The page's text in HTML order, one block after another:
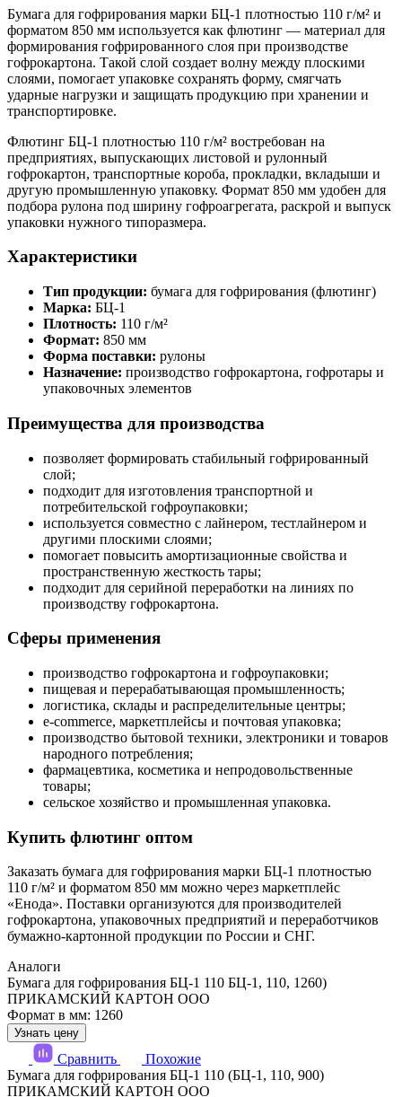
Бумага для гофрирования марки БЦ-1 плотностью 110 г/м² и
форматом 850 мм используется как флютинг — материал для
формирования гофрированного слоя при производстве
гофрокартона. Такой слой создает волну между плоскими
слоями, помогает упаковке сохранять форму, смягчать
ударные нагрузки и защищать продукцию при хранении и
транспортировке.
Флютинг БЦ-1 плотностью 110 г/м² востребован на
предприятиях, выпускающих листовой и рулонный
гофрокартон, транспортные короба, прокладки, вкладыши и
другую промышленную упаковку. Формат 850 мм удобен для
подбора рулона под ширину гофроагрегата, раскрой и выпуск
упаковки нужного типоразмера.
Характеристики
Тип продукции: бумага для гофрирования (флютинг)
Марка: БЦ-1
Плотность: 110 г/м²
Формат: 850 мм
Форма поставки: рулоны
Назначение: производство гофрокартона, гофротары и
упаковочных элементов
Преимущества для производства
позволяет формировать стабильный гофрированный
слой;
подходит для изготовления транспортной и
потребительской гофроупаковки;
используется совместно с лайнером, тестлайнером и
другими плоскими слоями;
помогает повысить амортизационные свойства и
пространственную жесткость тары;
подходит для серийной переработки на линиях по
производству гофрокартона.
Сферы применения
производство гофрокартона и гофроупаковки;
пищевая и перерабатывающая промышленность;
логистика, склады и распределительные центры;
e-commerce, маркетплейсы и почтовая упаковка;
производство бытовой техники, электроники и товаров
народного потребления;
фармацевтика, косметика и непродовольственные
товары;
сельское хозяйство и промышленная упаковка.
Купить флютинг оптом
Заказать бумага для гофрирования марки БЦ-1 плотностью
110 г/м² и форматом 850 мм можно через маркетплейс
«Енода». Поставки организуются для производителей
гофрокартона, упаковочных предприятий и переработчиков
бумажно-картонной продукции по России и СНГ.
Аналоги
Бумага для гофрирования БЦ-1 110 БЦ-1, 110, 1260)
ПРИКАМСКИЙ КАРТОН ООО
Формат в мм: 1260
Узнать цену
Сравнить
Похожие
Бумага для гофрирования БЦ-1 110 (БЦ-1, 110, 900)
ПРИКАМСКИЙ КАРТОН ООО